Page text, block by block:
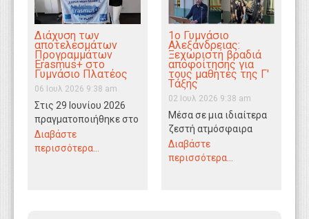
Διάχυση των
αποτελεσμάτων
Προγραμμάτων
Erasmus+ στο
Γυμνάσιο Πλατέος
06 Ιουλ 2026 9:38 am
Στις 29 Ιουνίου 2026
πραγματοποιήθηκε στο
Γυμνάσιο Πλατέος
εκδήλωση διάχυσης
Διαβάστε
περισσότερα...
1ο Γυμνάσιο
Αλεξάνδρειας:
Ξεχωριστή βραδιά
αποφοίτησης για
τους μαθητές της Γ'
Τάξης
02 Ιουλ 2026 9:38 am
Μέσα σε μια ιδιαίτερα
ζεστή ατμόσφαιρα
πραγματοποιήθηκε το
βράδυ της Τετάρτης 1
Διαβάστε
περισσότερα...